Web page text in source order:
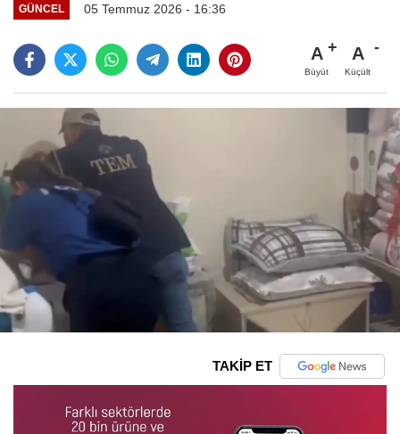
GÜNCEL 05 Temmuz 2026 - 16:36
A
Büyüt
A
Küçült
TAKİP ET